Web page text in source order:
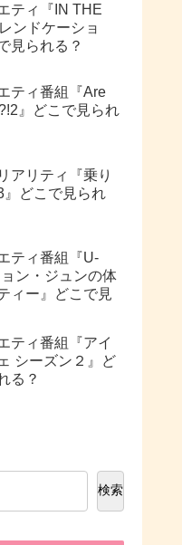
ティ『IN THE
ンドケーショ
見られる？
ティ番組『Are
』どこで見られ
アリティ『乗り
』どこで見られ
ティ番組『U-
ン・ジュンの体
ィー』どこで見
ティ番組『アイ
シーズン２』ど
る？
検索